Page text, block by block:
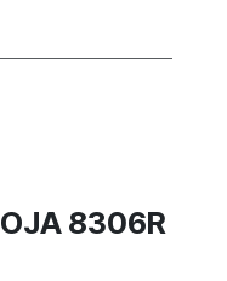
8306R